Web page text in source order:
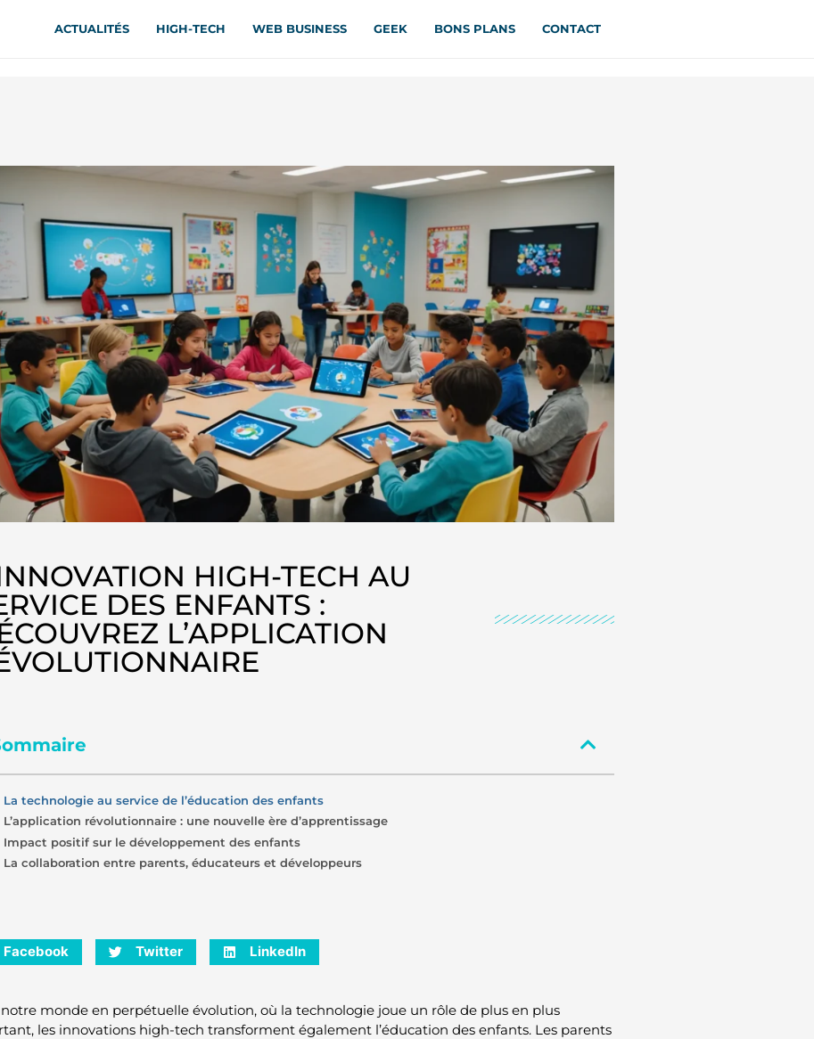
ACTUALITÉS HIGH-TECH WEB BUSINESS GEEK BONS PLANS CONTACT
HIGH-TECH AU
DES ENFANTS :
L’APPLICATION
La technologie au service de l’éducation des enfants
L’application révolutionnaire : une nouvelle ère d’apprentissage
Impact positif sur le développement des enfants
La collaboration entre parents, éducateurs et développeurs
Facebook Twitter LinkedIn
notre monde en perpétuelle évolution, où la technologie joue un rôle de plus en plus
les innovations high-tech transforment également l’éducation des enfants. Les parents